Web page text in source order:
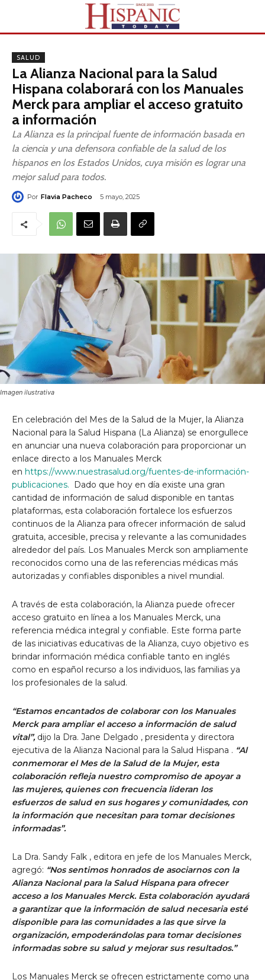
SALUD
La Alianza Nacional para la Salud
Hispana colaborará con los Manuales
Merck para ampliar el acceso gratuito
a información
La Alianza es la principal fuente de información basada en
la ciencia y una defensora confiable de la salud de los
hispanos en los Estados Unidos, cuya misión es lograr una
mejor salud para todos.
Por Flavia Pacheco 5 mayo, 2025
Imagen ilustrativa
En celebración del Mes de la Salud de la Mujer, la Alianza
Nacional para la Salud Hispana (La Alianza) se enorgullece
en anunciar una nueva colaboración para proporcionar un
enlace directo a los Manuales Merck
en https://www.nuestrasalud.org/fuentes-de-información-
publicaciones. Dado que hoy en día existe una gran
cantidad de información de salud disponible en tantas
plataformas, esta colaboración fortalece los esfuerzos
continuos de la Alianza para ofrecer información de salud
gratuita, accesible, precisa y relevante a las comunidades
alrededor del país. Los Manuales Merck son ampliamente
reconocidos como una de las referencias médicas más
autorizadas y confiables disponibles a nivel mundial.
A través de esta colaboración, la Alianza puede ofrecer
acceso gratuito en línea a los Manuales Merck, una
referencia médica integral y confiable. Este forma parte
de las iniciativas educativas de la Alianza, cuyo objetivo es
brindar información médica confiable tanto en inglés
como en español recurso a los individuos, las familias ya
los profesionales de la salud.
“Estamos encantados de colaborar con los Manuales
Merck para ampliar el acceso a información de salud
vital”,dijo la Dra. Jane Delgado , presidenta y directora
ejecutiva de la Alianza Nacional para la Salud Hispana . “Al
conmemorar el Mes de la Salud de la Mujer, esta
colaboración refleja nuestro compromiso de apoyar a
las mujeres, quienes con frecuencia lideran los
esfuerzos de salud en sus hogares y comunidades, con
la información que necesitan para tomar decisiones
informadas”.
La Dra. Sandy Falk , editora en jefe de los Manuales Merck,
agregó: “Nos sentimos honrados de asociarnos con la
Alianza Nacional para la Salud Hispanapara ofrecer
acceso a los Manuales Merck. Esta colaboración ayudará
a garantizar que la información de salud necesaria esté
disponible para las comunidades a las que sirve la
organización, empoderándolas para tomar decisiones
informadas sobre su salud y mejorar sus resultados.”
Los Manuales Merck se ofrecen estrictamente como una